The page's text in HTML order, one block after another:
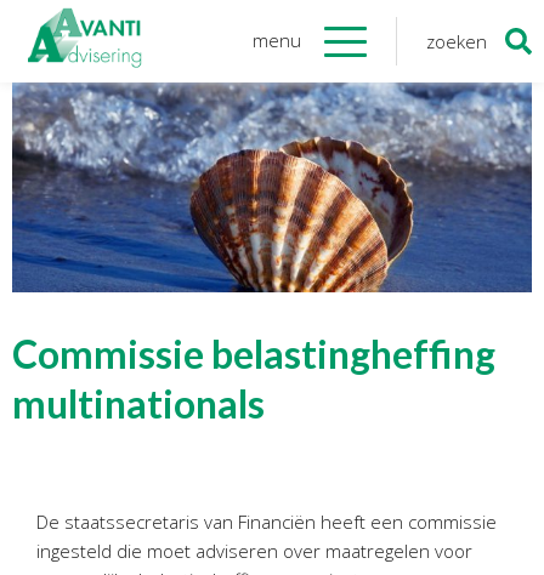
menu zoeken
Organisatie
Onze medewerkers
NOAB gecertificeerd
Algemene verordening
gegevensbescherming
Sponsoring
Onzediensten
Tijdelijk financieel personeel
Personeel & Organisatie
Zoeken
naar:
Commissie belastingheffing
multinationals
De staatssecretaris van Financiën heeft een commissie
ingesteld die moet adviseren over maatregelen voor